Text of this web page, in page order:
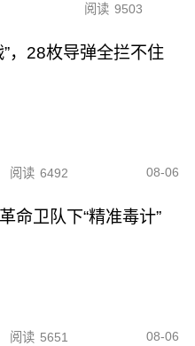
阅读 9503
，28枚导弹全拦不住
阅读 6492 08-06
命卫队下“精准毒计”
阅读 5651 08-06